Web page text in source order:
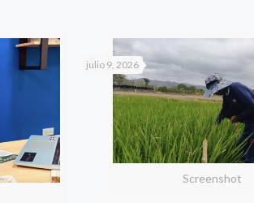
Screenshot
julio 9, 2026